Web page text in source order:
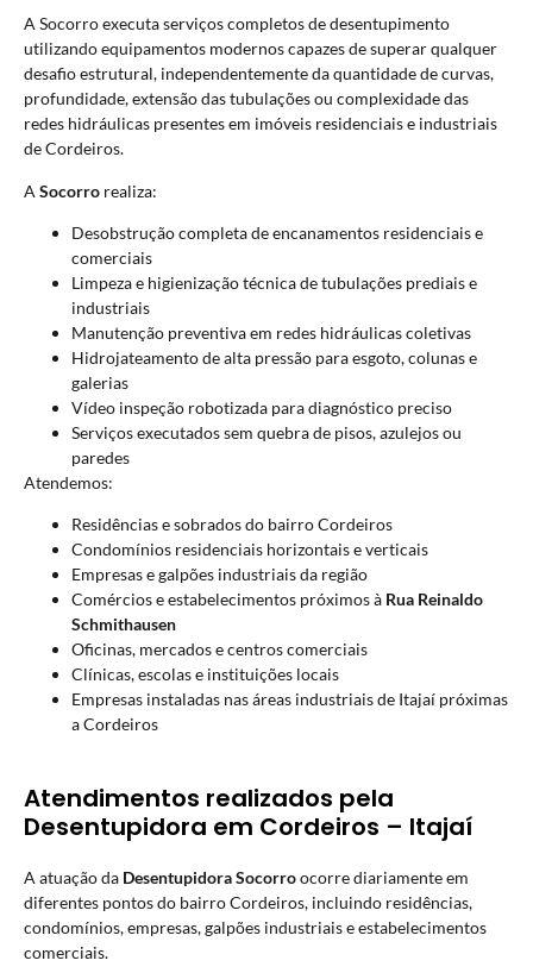
A Socorro executa serviços completos de desentupimento
utilizando equipamentos modernos capazes de superar qualquer
desafio estrutural, independentemente da quantidade de curvas,
profundidade, extensão das tubulações ou complexidade das
redes hidráulicas presentes em imóveis residenciais e industriais
de Cordeiros.
A Socorro realiza:
Desobstrução completa de encanamentos residenciais e
comerciais
Limpeza e higienização técnica de tubulações prediais e
industriais
Manutenção preventiva em redes hidráulicas coletivas
Hidrojateamento de alta pressão para esgoto, colunas e
galerias
Vídeo inspeção robotizada para diagnóstico preciso
Serviços executados sem quebra de pisos, azulejos ou
paredes
Atendemos:
Residências e sobrados do bairro Cordeiros
Condomínios residenciais horizontais e verticais
Empresas e galpões industriais da região
Comércios e estabelecimentos próximos à Rua Reinaldo
Schmithausen
Oficinas, mercados e centros comerciais
Clínicas, escolas e instituições locais
Empresas instaladas nas áreas industriais de Itajaí próximas
a Cordeiros
Atendimentos realizados pela
Desentupidora em Cordeiros – Itajaí
A atuação da Desentupidora Socorroocorre diariamente em
diferentes pontos do bairro Cordeiros, incluindo residências,
condomínios, empresas, galpões industriais e estabelecimentos
comerciais.